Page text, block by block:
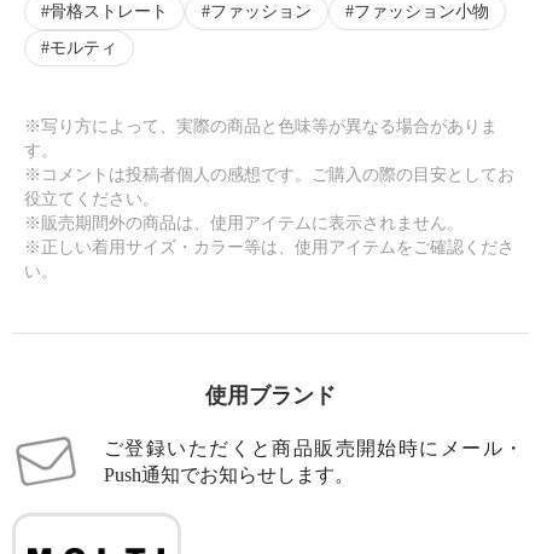
骨格ストレート
ファッション
ファッション小物
モルティ
※写り方によって、実際の商品と色味等が異なる場合がありま
す。
※コメントは投稿者個人の感想です。ご購入の際の目安としてお
役立てください。
※販売期間外の商品は、使用アイテムに表示されません。
※正しい着用サイズ・カラー等は、使用アイテムをご確認くださ
い。
使用ブランド
ご登録いただくと商品販売開始時にメール・
Push通知でお知らせします。